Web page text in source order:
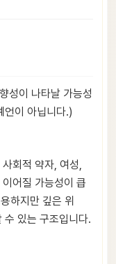
성이 나타날 가능성
언이 아닙니다.)
회적 약자, 여성,
어질 가능성이 큽
하지만 깊은 위
수 있는 구조입니다.